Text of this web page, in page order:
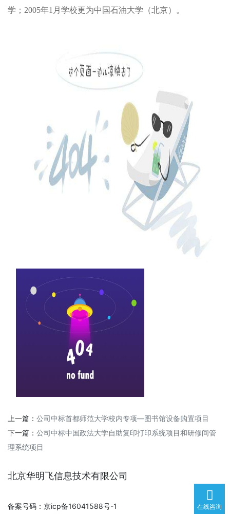
学；2005年1月学校更为中国石油大学（北京）。
上一篇： 公司中标首都师范大学校内专项—图书馆设备购置项目
下一篇： 公司中标中国政法大学自助复印打印系统项目和研修间管
理系统项目
北京华明飞信息技术有限公司
备案号码：京icp备16041588号-1 在线咨询